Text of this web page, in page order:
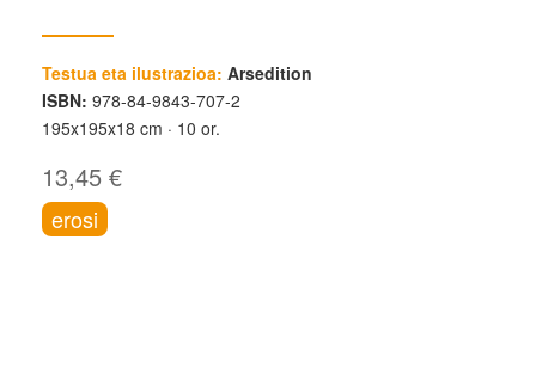
Testua eta ilustrazioa: Arsedition
ISBN: 978-84-9843-707-2
195x195x18 cm
10 or.
13,45 €
erosi